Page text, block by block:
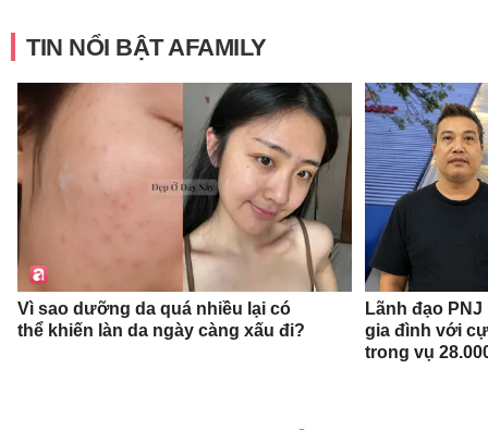
TIN NỔI BẬT AFAMILY
Vì sao dưỡng da quá nhiều lại có
thể khiến làn da ngày càng xấu đi?
Lãnh đạo
gia đình với
trong vụ